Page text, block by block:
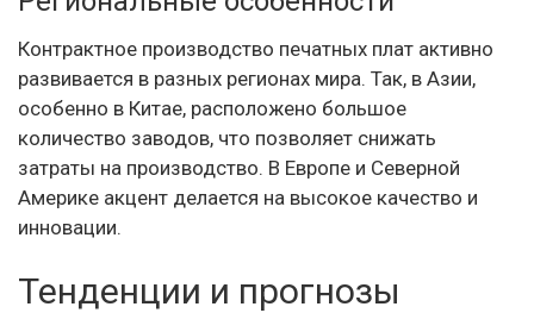
Контрактное производство печатных плат активно
развивается в разных регионах мира. Так, в Азии,
особенно в Китае, расположено большое
количество заводов, что позволяет снижать
затраты на производство. В Европе и Северной
Америке акцент делается на высокое качество и
инновации.
Тенденции и прогнозы